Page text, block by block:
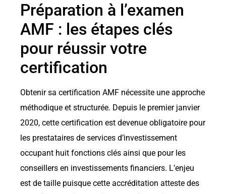
Préparation à l’examen
AMF : les étapes clés
pour réussir votre
certification
Obtenir sa certification AMF nécessite une approche
méthodique et structurée. Depuis le premier janvier
2020, cette certification est devenue obligatoire pour
les prestataires de services d’investissement
occupant huit fonctions clés ainsi que pour les
conseillers en investissements financiers. L’enjeu
est de taille puisque cette accréditation atteste des